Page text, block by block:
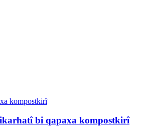
bi qapaxa kompostkirî